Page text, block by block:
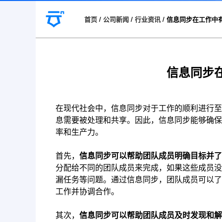
首页 / 公司新闻 / 行业资讯 / 信息同步在工作中
信息同步
在现代社会中，信息同步对于工作的顺利进行
息需要被处理和共享。因此，信息同步能够确
率和生产力。
首先， 信息同步可以帮助团队成员明确目标并
分配给不同的团队成员来完成，如果这些成员
漏任务等问题。通过信息同步，团队成员可以
工作并协调合作。
其次， 信息同步可以帮助团队成员及时发现和